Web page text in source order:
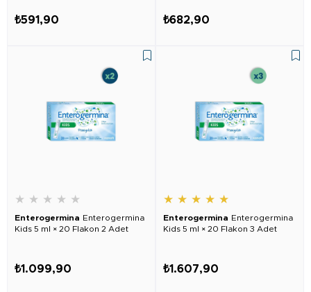
₺591,90 ₺682,90
★ ★ ★ ★ ★
Enterogermina Enterogermina
Kids 5 ml × 20 Flakon 2 Adet
₺1.099,90
★ ★ ★ ★ ★
Enterogermina Enterogermina
Kids 5 ml × 20 Flakon 3 Adet
₺1.607,90